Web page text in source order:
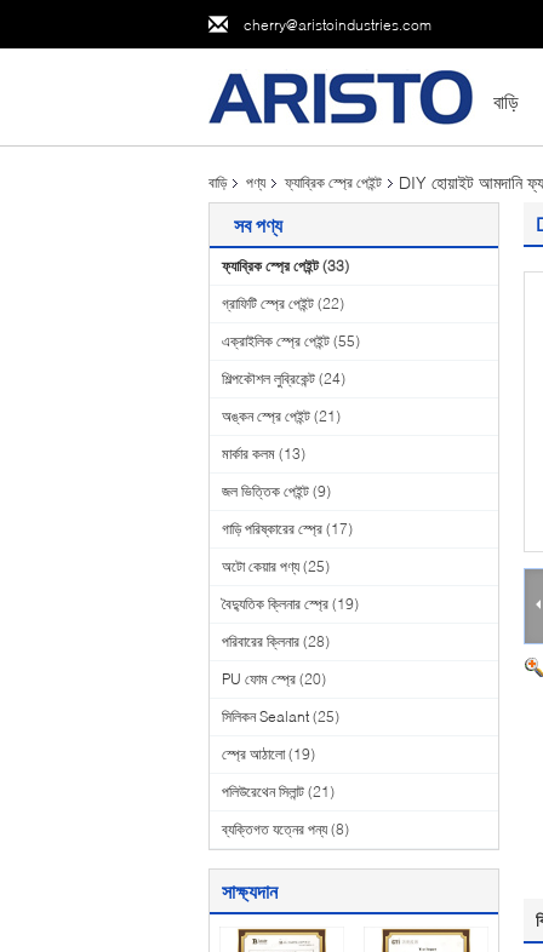
cherry@aristoindustries.com
বাড়ি
বাড়ি পণ্য ফ্যাব্রিক স্প্রে পেইন্ট DIY হোয়াইট আমদানি
সব পণ্য
ফ্যাব্রিক স্প্রে পেইন্ট (33)
গ্রাফিটি স্প্রে পেইন্ট (22)
এক্রাইলিক স্প্রে পেইন্ট (55)
শিল্পকৌশল লুব্রিকেন্ট (24)
অঙ্কন স্প্রে পেইন্ট (21)
মার্কার কলম (13)
জল ভিত্তিক পেইন্ট (9)
গাড়ি পরিষ্কারের স্প্রে (17)
অটো কেয়ার পণ্য (25)
বৈদ্যুতিক ক্লিনার স্প্রে (19)
পরিবারের ক্লিনার (28)
PU ফোম স্প্রে (20)
সিলিকন Sealant (25)
স্প্রে আঠালো (19)
পলিউরেথেন সিলান্ট (21)
ব্যক্তিগত যত্নের পন্য (8)
সাক্ষ্যদান